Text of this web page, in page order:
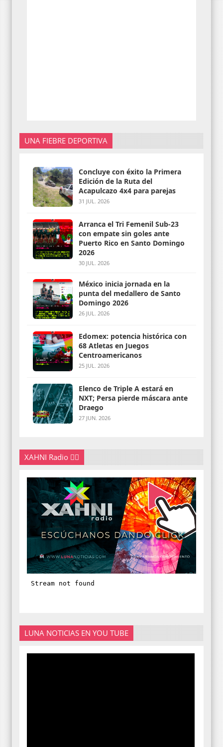
UNA FIEBRE DEPORTIVA
Concluye con éxito la Primera
Edición de la Ruta del
Acapulcazo 4x4 para parejas
31 JUL. 2026
Arranca el Tri Femenil Sub-23
con empate sin goles ante
Puerto Rico en Santo Domingo
2026
30 JUL. 2026
México inicia jornada en la
punta del medallero de Santo
Domingo 2026
26 JUL. 2026
Edomex: potencia histórica con
68 Atletas en Juegos
Centroamericanos
25 JUL. 2026
Elenco de Triple A estará en
NXT; Persa pierde máscara ante
Draego
27 JUN. 2026
XAHNI Radio 👇🏽
LUNA NOTICIAS EN YOU TUBE